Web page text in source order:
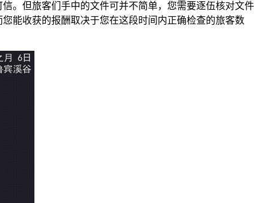
。但旅客们手中的文件可并不简单，您需要逐伍核对文件
能收获的报酬取决于您在这段时间内正确检查的旅客数